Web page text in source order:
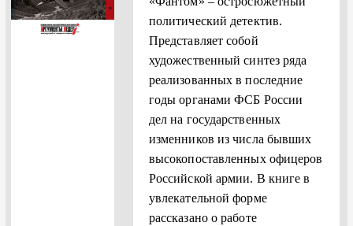
политический детектив.
Представляет собой
художественный синтез ряда
реализованных в последние
годы органами ФСБ России
дел на государственных
изменников из числа бывших
высокопоставленных офицеров
Российской армии. В книге в
увлекательной форме
рассказано о работе